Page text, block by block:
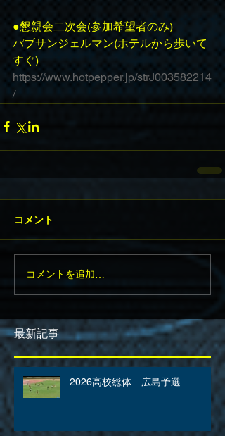
●懇親会二次会(参加希望者のみ)
パブサンジェルマン(ホテルから歩いて
すぐ)
https://www.hotpepper.jp/strJ003582214
/
コメント
コメントを追加…
最新記事
2026高校総体 広島予選